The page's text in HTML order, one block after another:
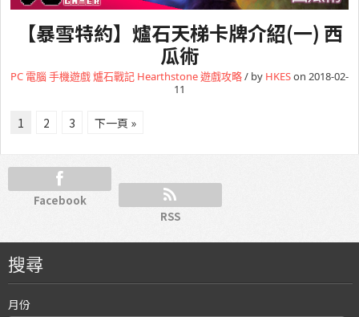
【暴雪特約】爐石天梯卡牌介紹(一) 西
瓜術
PC 電腦手機遊戲爐石戰記 Hearthstone遊戲攻略/ by HKESon 2018-02-
11
1 2 3 下一頁 »
Facebook
RSS
搜尋
月份